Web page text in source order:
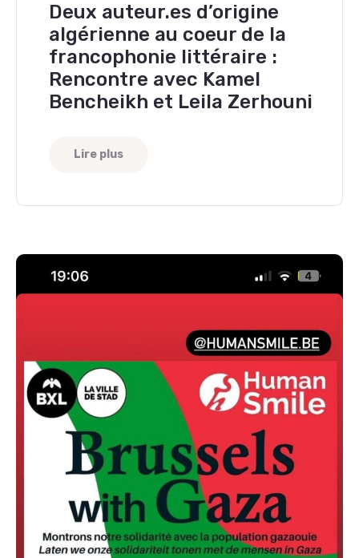
Deux auteur.es d’origine
algérienne au coeur de la
francophonie littéraire :
Rencontre avec Kamel
Bencheikh et Leila Zerhouni
Lire plus